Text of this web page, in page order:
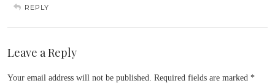
REPLY
Leave a Reply
Your email address will not be published. Required fields are marked *